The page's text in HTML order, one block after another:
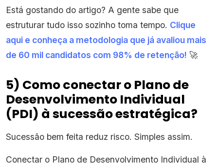
Está gostando do artigo? A gente sabe que
estruturar tudo isso sozinho toma tempo. Clique
aqui e conheça a metodologia que já avaliou mais
de 60 mil candidatos com 98% de retenção! 🚀
5) Como conectar o Plano de
Desenvolvimento Individual
(PDI) à sucessão estratégica?
Sucessão bem feita reduz risco. Simples assim.
Conectar o Plano de Desenvolvimento Individual à